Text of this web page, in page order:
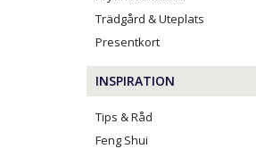
Trädgård & Uteplats
Presentkort
INSPIRATION
Tips & Råd
Feng Shui